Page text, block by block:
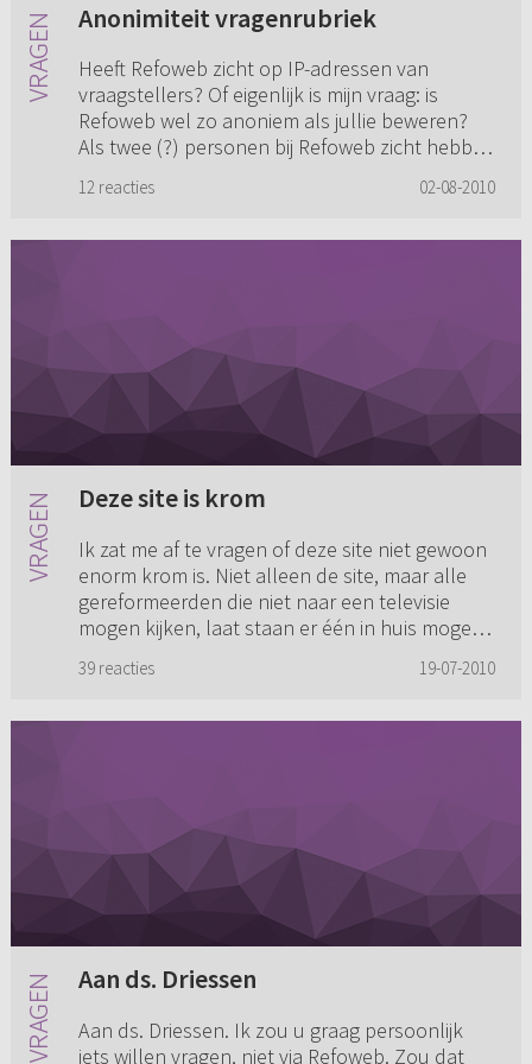
Anonimiteit vragenrubriek
Heeft Refoweb zicht op IP-adressen van
vraagstellers? Of eigenlijk is mijn vraag: is
Refoweb wel zo anoniem als jullie beweren?
Als twee (?) personen bij Refoweb zicht hebben
12 reacties 02-08-2010
Deze site is krom
Ik zat me af te vragen of deze site niet gewoon
enorm krom is. Niet alleen de site, maar alle
gereformeerden die niet naar een televisie
mogen kijken, laat staan er één in huis mogen
39 reacties 19-07-2010
Aan ds. Driessen
Aan ds. Driessen. Ik zou u graag persoonlijk
iets willen vragen, niet via Refoweb. Zou dat